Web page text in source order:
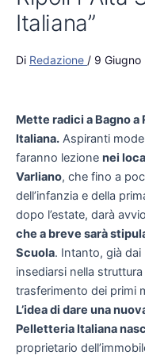
Italiana”
Di Redazione / 9 Giugno
Mette radici a Bagno a
Italiana. Aspiranti
faranno lezione nei
Varliano, che fino a
dell’infanzia e della
dopo l’estate, darà
che a breve sarà
Scuola. Intanto, già dai
insediarsi nella
trasferimento dei primi
L’idea di dare una
Pelletteria Italiana
proprietario